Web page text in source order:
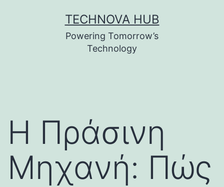
TECHNOVA HUB
Powering Tomorrow’s
Technology
Η Πράσινη
Μηχανή: Πώς